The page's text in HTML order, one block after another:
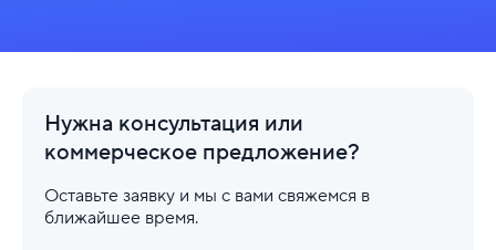
Нужна консультация или
коммерческое предложение?
Оставьте заявку и мы с вами свяжемся в
ближайшее время.